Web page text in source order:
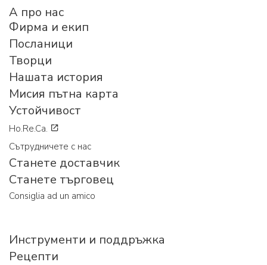
A про нас
Фирма и екип
Посланици
Творци
Нашата история
Мисия пътна карта
Устойчивост
Ho.Re.Ca.
Сътрудничете с нас
Станете доставчик
Станете търговец
Consiglia ad un amico
Инструменти и поддръжка
Рецепти